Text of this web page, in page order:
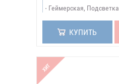
Геймерская, Подсветка
КУПИТЬ
ХИТ